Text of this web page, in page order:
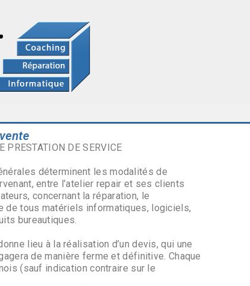
PRESTATION DE SERVICE
déterminent les modalités de
entre l’atelier repair et ses clients
concernant la réparation, le
de tous matériels informatiques, logiciels,
bureautiques.
lieu à la réalisation d’un devis, qui une
de manière ferme et définitive. Chaque
(sauf indication contraire sur le